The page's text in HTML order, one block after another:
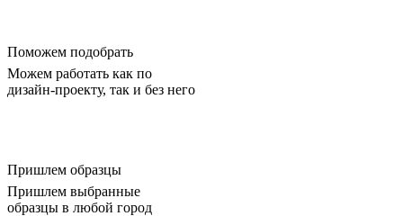
Поможем подобрать
Можем работать как по
дизайн-проекту, так и без него
Пришлем образцы
Пришлем выбранные
образцы в любой город